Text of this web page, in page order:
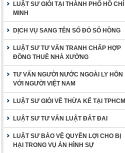
LUẬT SƯ GIỎI TẠI THÀNH PHỐ HỒ CHÍ
MINH
DỊCH VỤ SANG TÊN SỔ ĐỎ SỔ HỒNG
LUẬT SƯ TƯ VẤN TRANH CHẤP HỢP
ĐỒNG THUÊ NHÀ XƯỞNG
TƯ VẤN NGƯỜI NƯỚC NGOÀI LY HÔN
VỚI NGƯỜI VIỆT NAM
LUẬT SƯ GIỎI VỀ THỪA KẾ TẠI TPHCM
LUẬT SƯ TƯ VẤN LUẬT ĐẤT ĐAI
LUẬT SƯ BẢO VỆ QUYỀN LỢI CHO BỊ
HẠI TRONG VỤ ÁN HÌNH SỰ